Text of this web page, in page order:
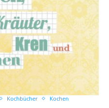
Kochbücher Kochen